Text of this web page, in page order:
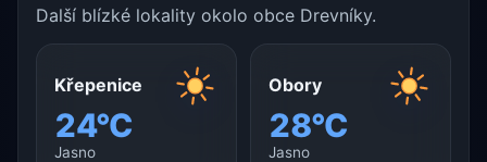
Další blízké lokality okolo obce Drevníky.
Křepenice
24°C
Jasno
Obory
28°C
Jasno